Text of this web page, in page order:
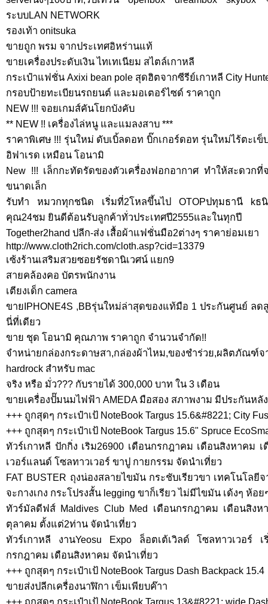
ระบบLAN NETWORK
รองเท้า onitsuka
ขายถูก พรม จากประเทศอิหร่านแท้
ขายเครื่องประดับเงิน ไทเทเนียม สไตล์เกาหลี
กระเป๋าแฟชั่น Axixi bean pole สุดฮิตจากซีรีย์เกาหลี City
กรอบป้ายทะเบียนรถยนต์ และมอเตอร์ไซด์ ราคาถูก
NEW !!! จอยเกมส์คันโยกบังคับ
** NEW !! เครื่องไล่หนู และแมลงสาบ ***
ราคาพิเศษ !!! รุ่นใหม่ ดับเบิ้ลดอท บิ๊กเกอร์ดอท รุ่นใหม่ไร้ตะ
อิฟาเรด เหมือน โอนามิ
New !!! เล็กกะทัดรัดของตัวเครื่องฟอกอากาศ ทำให้สะดวกที่
ขนาดเล็ก
รับทำ หมวกทุกชนิด เริ่มที่2โหลขึ้นไป OTOPปทุมธานี kธ
คุณ24ชม ยินดีต้อนรับลูกค้าทั่วประเทศปี2555และในทุกปี
Together2hand ปลีก-ส่ง เสื้อผ้าแฟชั่นมือ2ต่างๆ ราคาย่อมเยา
http://www.cloth2rich.com/cloth.asp?cid=13379
เซ้งร้านเสริมสวยซอยรัชดานิเวศน์ แยก9
สายคล้องคอ บัตรพนักงาน
เตียงเด็ก camera
ขายIPHONE4S ,BBรุ่นใหม่ล่าสุดของแท้มือ 1 ประกันศูนย์ ลด
นี่ที่เดียว
ขาย ชุด โอนามิ คุณภาพ ราคาถูก จำนวนจำกัด!!
จำหน่ายกล่องกระดาษสา,กล่องผ้าไหม,ของชำร่วย,ผลิตภัณฑ์จ
hardrock สำหรับ mac
จริง หรือ มั่ว??? กับรายได้ 300,000 บาท ใน 3 เดือน
ขายเครื่องปั๊มนมไฟฟ้า AMEDA มือสอง สภาพงาม มีประกันหลั
+++ ถูกสุดๆ กระเป๋าเป้ NoteBook Targus 15.6&#8221; City
+++ ถูกสุดๆ กระเป๋าเป้ NoteBook Targus 15.6" Spruce
ทัวร์เกาหลี ปักกิ่ง เริม26900 เดือนกรกฎาคม เดือนสิงหาคม
เวอร์แลนด์ โซลทาวเวอร์ ขาปู กายกรรม จัดนำเที่ยว
FAT BUSTER ถุงน่องสลายไขมัน กระชับเรียวขา เทคโนโล
จะกางเกง กระโปรงสั้น legging ขาก็เรียว ไม่มีไขมัน เด้งๆ ห้อย
ทัวร์มัลดีฟส์ Maldives Club Med เดือนกรกฎาคม เดือนสิง
ตุลาคม ตั้งแต่2ท่าน จัดนำเที่ยว
ทัวร์เกาหลี งานYeosu Expo ล็อตเต้เวิลด์ โซลทาวเวอร์
กรกฎาคม เดือนสิงหาคม จัดนำเที่ยว
+++ ถูกสุดๆ กระเป๋าเป้ NoteBook Targus Dash Backpack 15.4
ขายส่งปลีกเครื่องนาฬิกา เข็มเพียบค๊าา
+++ ถูกสุดๆ กระเป๋าเป้ NoteBook Targus 13&#8221; wide